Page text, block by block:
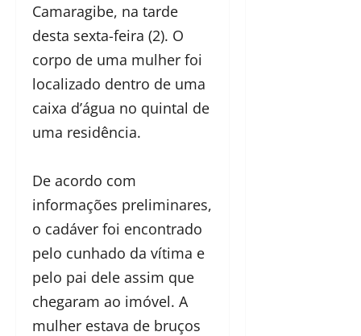
Camaragibe, na tarde
desta sexta-feira (2). O
corpo de uma mulher foi
localizado dentro de uma
caixa d’água no quintal de
uma residência.
De acordo com
informações preliminares,
o cadáver foi encontrado
pelo cunhado da vítima e
pelo pai dele assim que
chegaram ao imóvel. A
mulher estava de bruços